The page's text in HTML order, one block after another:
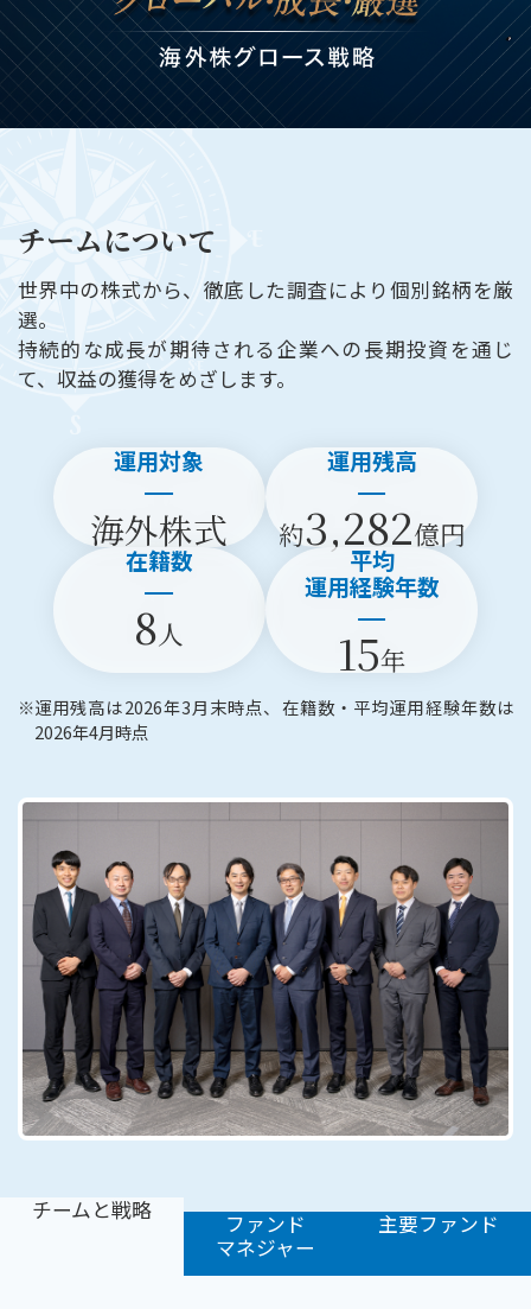
チームについて
世界中の株式から、徹底した調査により個別銘柄を厳
選。
持続的な成長が期待される企業への長期投資を通じ
て、収益の獲得をめざします。
運用対象
海外株式
運用残高
約3,282億円
在籍数
8人
平均
運用経験年数
15年
※運用残高は2026年3月末時点、在籍数・平均運用経験年数は
2026年4月時点
チームと戦略
ファンド
マネジャー
主要ファンド